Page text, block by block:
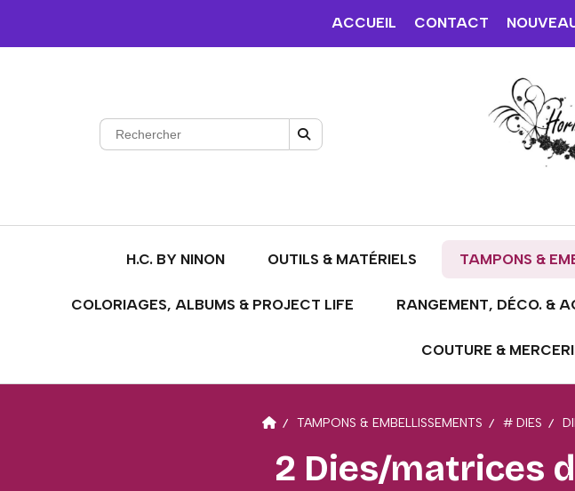
ACCUEIL CONTACT
H.C. BY NINON OUTILS & MATÉRIELS TAMPONS &
COLORIAGES, ALBUMS & PROJECT LIFE RANGEMENT, DÉCO. &
COUTURE &
TAMPONS & EMBELLISSEMENTS # DIES
2 Dies/matrices